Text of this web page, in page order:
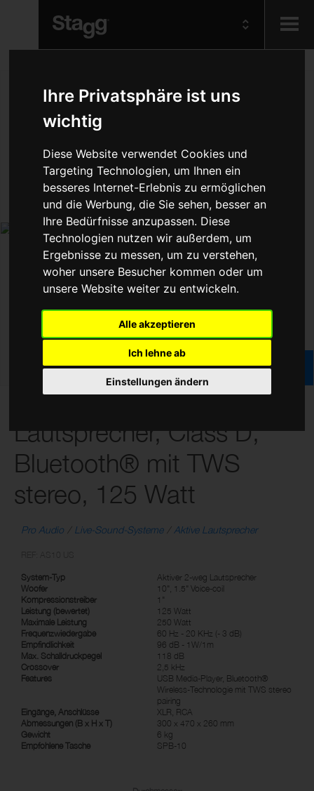
Ihre Privatsphäre ist uns
wichtig
Diese Website verwendet Cookies und
Targeting Technologien, um Ihnen ein
besseres Internet-Erlebnis zu ermöglichen
und die Werbung, die Sie sehen, besser an
Ihre Bedürfnisse anzupassen. Diese
Technologien nutzen wir außerdem, um
Ergebnisse zu messen, um zu verstehen,
woher unsere Besucher kommen oder um
unsere Website weiter zu entwickeln.
Alle akzeptieren
Ich lehne ab
Einstellungen ändern
10” aktiver 2-weg
Lautsprecher, Class D,
Bluetooth® mit TWS
stereo, 125 Watt
Pro Audio Live-Sound-Systeme Aktive Lautsprecher
System-Typ
Aktiver 2-weg Lautsprecher
Woofer
10", 1.5" Voice-coil
Kompressionstreiber
1"
Leistung (bewertet)
125 Watt
Maximale Leistung
250 Watt
Frequenzwiedergabe
60 Hz - 20 KHz (- 3 dB)
Empfindlichkeit
96 dB - 1W/1m
Max. Schalldruckpegel
118 dB
Crossover
2,5 kHz
Features
USB Media-Player, Bluetooth®
Wireless-Technologie mit TWS stereo
pairing
Eingänge, Anschlüsse
XLR, RCA
Abmessungen (B x H x T)
300 x 470 x 260 mm
Gewicht
6 kg
Empfohlene Tasche
SPB-10